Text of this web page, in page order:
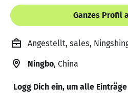
Ganzes Profil
Angestellt, sales,
Ningbo, China
Logg Dich ein, um alle